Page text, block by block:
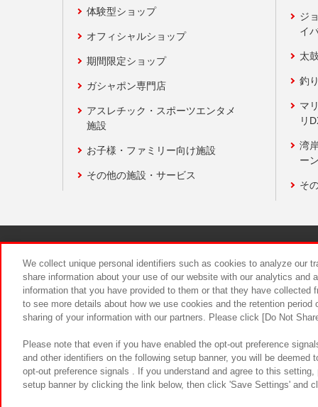
体験型ショップ
オフィシャルショップ
期間限定ショップ
ガシャポン専門店
アスレチック・スポーツエンタメ
施設
お子様・ファミリー向け施設
その他の施設・サービス
ジ
イ
太
釣
マ
リ
湾
ー
そ
食品のご
We collect unique personal identifiers such as cookies to analyze our
share information about your use of our website with our analytics and
information that you have provided to them or that they have
to see more details about how we use cookies and the retention
sharing of your information with our partners. Please click [Do Not
Please note that even if you have enabled the opt-out preference
and other identifiers on the following setup banner, you will be
opt-out preference signals . If you understand and agree to this
setup banner by clicking the link below, then click 'Save Settings' and